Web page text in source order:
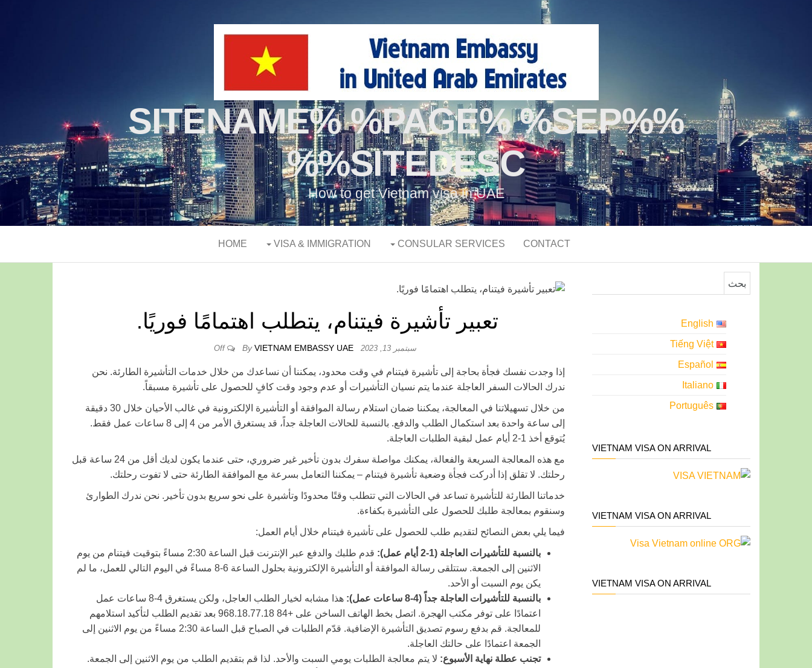
%SITENAME% %PAGE% %SEP%
%SITEDESC%
How to get Vietnam visa in UAE
HOME VISA & IMMIGRATION CONSULAR SERVICES CONTACT
تعبير تأشيرة فيتنام، يتطلب اهتمامًا فوريًا.
سبتمبر 13, 2023 Off By VIETNAM EMBASSY UAE
إذا وجدت نفسك فجأة بحاجة إلى تأشيرة فيتنام في وقت محدود، يمكننا أن نساعدك من خلال خدمات التأشيرة الطارئة. نحن
ندرك الحالات السفر العاجلة عندما يتم نسيان التأشيرات أو عدم وجود وقت كافٍ للحصول على تأشيرة مسبقاً.
من خلال تسهيلاتنا في المعالجة، يمكننا ضمان استلام رسالة الموافقة أو التأشيرة الإلكترونية في غالب الأحيان خلال 30 دقيقة
إلى ساعة واحدة بعد استكمال الطلب والدفع. بالنسبة للحالات العاجلة جداً، قد يستغرق الأمر من 4 إلى 8 ساعات عمل فقط.
يُتوقع أخذ 1-2 أيام عمل لبقية الطلبات العاجلة.
مع هذه المعالجة السريعة والفعالة، يمكنك مواصلة سفرك بدون تأخير غير ضروري، حتى عندما يكون لديك أقل من 24 ساعة قبل
رحلتك. لا تقلق إذا أدركت فجأة وضعية تأشيرة فيتنام – يمكننا التعامل بسرعة مع الموافقة الطارئة حتى لا تفوت رحلتك.
خدماتنا الطارئة للتأشيرة تساعد في الحالات التي تتطلب وقتًا محدودًا وتأشيرة على نحو سريع بدون تأخير. نحن ندرك الطوارئ
وسنقوم بمعالجة طلبك للحصول على التأشيرة بكفاءة.
فيما يلي بعض النصائح لتقديم طلب للحصول على تأشيرة فيتنام خلال أيام العمل:
بالنسبة للتأشيرات العاجلة (1-2 أيام عمل):
قدم طلبك والدفع عبر الإنترنت قبل الساعة 2:30 مساءً بتوقيت فيتنام من يوم
الاثنين إلى الجمعة. ستتلقى رسالة الموافقة أو التأشيرة الإلكترونية بحلول الساعة 6-8 مساءً في اليوم التالي للعمل، ما لم
يكن يوم السبت أو الأحد.
بالنسبة للتأشيرات العاجلة جداً (4-8 ساعات عمل):
هذا مشابه لخيار الطلب العاجل، ولكن يستغرق 4-8 ساعات عمل
اعتمادًا على توفر مكتب الهجرة. اتصل بخط الهاتف الساخن على +84 968.18.77.18 بعد تقديم الطلب لتأكيد استلامهم
للمعالجة. قم بدفع رسوم تصديق التأشيرة الإضافية. قدّم الطلبات في الصباح قبل الساعة 2:30 مساءً من يوم الاثنين إلى
الجمعة اعتمادًا على حالتك العاجلة.
تجنب عطلة نهاية الأسبوع: لا يتم معالجة الطلبات يومي السبت والأحد. لذا قم بتقديم الطلب من يوم الاثنين إلى الجمعة.
English
Tiếng Việt
Español
Italiano
Português
VIETNAM VISA ON ARRIVAL
VIETNAM VISA ON ARRIVAL
VIETNAM VISA ON ARRIVAL